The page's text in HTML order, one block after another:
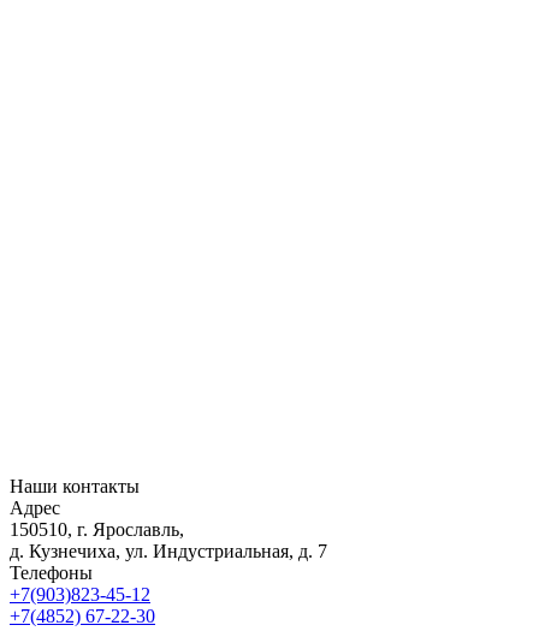
Наши контакты
Адрес
150510, г. Ярославль,
д. Кузнечиха, ул. Индустриальная, д. 7
Телефоны
+7(903)823-45-12
+7(4852) 67-22-30